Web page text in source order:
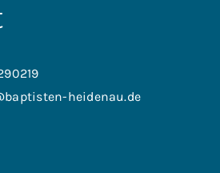
heidenau.de